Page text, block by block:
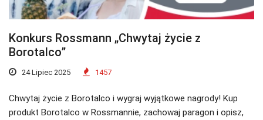
Konkurs Rossmann „Chwytaj życie z
Borotalco”
24 Lipiec 2025 1457
Chwytaj życie z Borotalco i wygraj wyjątkowe nagrody! Kup
produkt Borotalco w Rossmannie, zachowaj paragon i opisz,